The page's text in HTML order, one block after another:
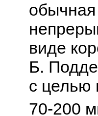
виде
Б.
с целью
70-200